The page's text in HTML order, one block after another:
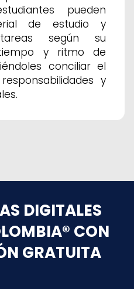
pueden
de estudio y
según su
y ritmo de
conciliar el
y
DIGITALES
CON
GRATUITA